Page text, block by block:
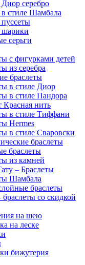
серебро
стиле Шамбала
шарики
серьги
с фигурками детей
из серебра
браслеты
в стиле Диор
в стиле Пандора
Красная нить
в стиле Тиффани
Hermes
в стиле Сваровски
браслеты
браслеты
из камней
– Браслеты
Шамбала
браслеты
со скидкой
на шею
на леске
бижутерия